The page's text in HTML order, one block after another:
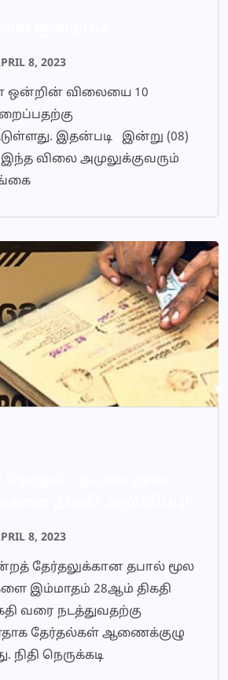
8, 2023
ஒன்றின் விலையை 10
இதன்படி இன்று (08)
இந்த விலை அமுலுக்குவரும்
8, 2023
தேர்தலுக்கான தபால் மூல
இம்மாதம் 28ஆம் திகதி
வரை நடத்துவதற்கு
தேர்தல்கள் ஆணைக்குழு
நிதி நெருக்கடி